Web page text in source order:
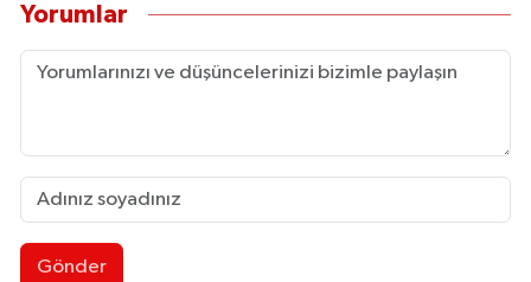
Yorumlar
Gönder